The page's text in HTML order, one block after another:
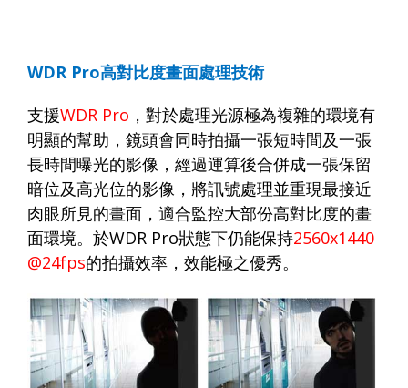
WDR Pro高對比度畫面處理技術
支援WDR Pro ，對於處理光源極為複雜的環境有
明顯的幫助，鏡頭會同時拍攝一張短時間及一張
長時間曝光的影像，經過運算後合併成一張保留
暗位及高光位的影像，將訊號處理並重現最接近
肉眼所見的畫面，適合監控大部份高對比度的畫
面環境。於WDR Pro狀態下仍能保持2560x1440
@24fps的拍攝效率，效能極之優秀。